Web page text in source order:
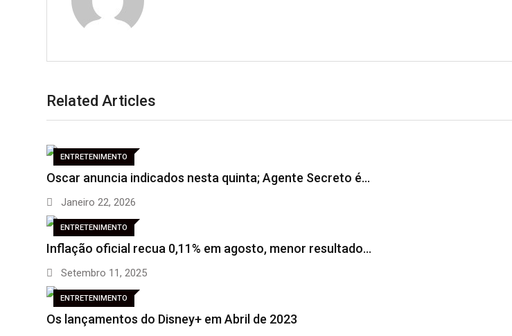
Related Articles
ENTRETENIMENTO
Oscar anuncia indicados nesta quinta; Agente Secreto é…
Janeiro 22, 2026
ENTRETENIMENTO
Inflação oficial recua 0,11% em agosto, menor resultado…
Setembro 11, 2025
ENTRETENIMENTO
Os lançamentos do Disney+ em Abril de 2023